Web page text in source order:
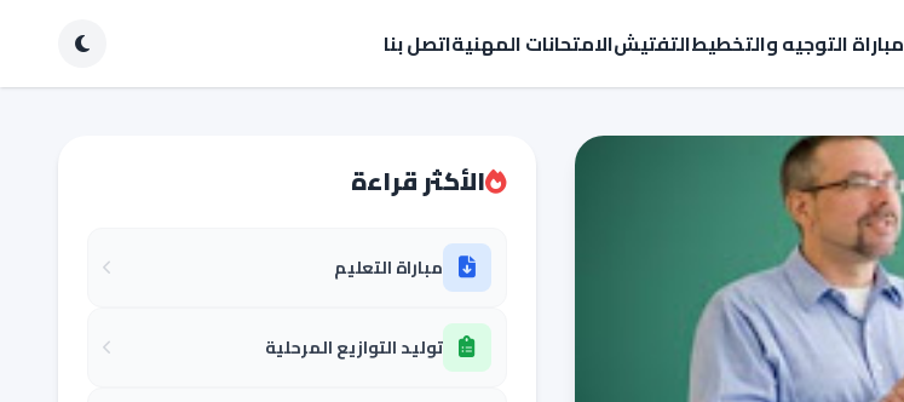
مباراة التوجيه والتخطيطالتفتيشالامتحانات المهنيةاتصل بنا
الأكثر قراءة
مباراة التعليم
توليد التوازيع المرحلية